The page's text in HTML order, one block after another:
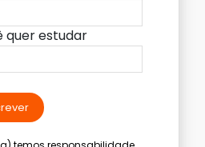
quer estudar